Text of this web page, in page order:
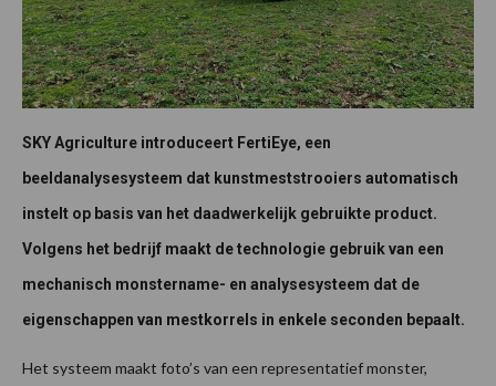
SKY Agriculture introduceert FertiEye, een
beeldanalysesysteem dat kunstmeststrooiers automatisch
instelt op basis van het daadwerkelijk gebruikte product.
Volgens het bedrijf maakt de technologie gebruik van een
mechanisch monstername- en analysesysteem dat de
eigenschappen van mestkorrels in enkele seconden bepaalt.
Het systeem maakt foto’s van een representatief monster,